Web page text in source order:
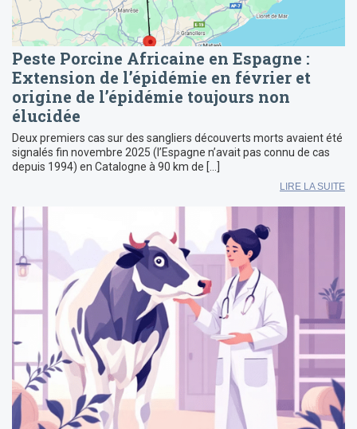
Peste Porcine Africaine en Espagne :
Extension de l’épidémie en février et
origine de l’épidémie toujours non
élucidée
Deux premiers cas sur des sangliers découverts morts avaient été
signalés fin novembre 2025 (l’Espagne n’avait pas connu de cas
depuis 1994) en Catalogne à 90 km de […]
LIRE LA SUITE